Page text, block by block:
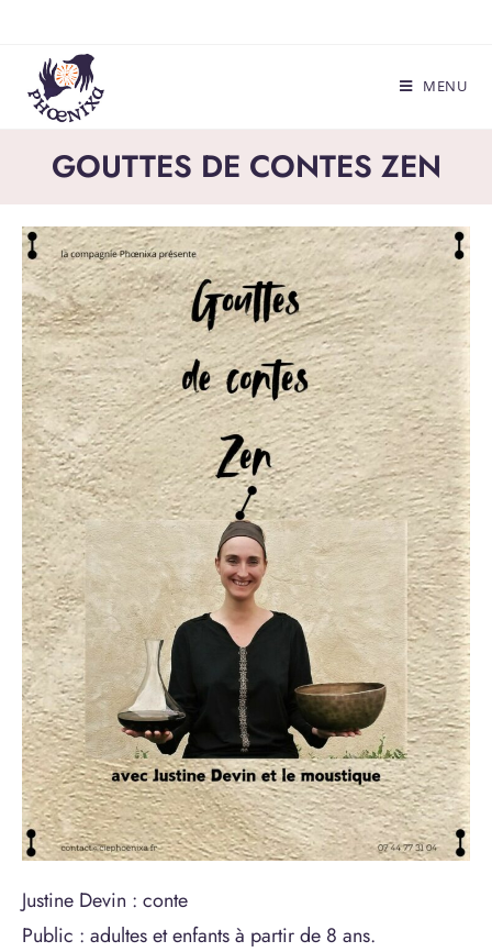
MENU
GOUTTES DE CONTES ZEN
Justine Devin : conte
Public : adultes et enfants à partir de 8 ans.